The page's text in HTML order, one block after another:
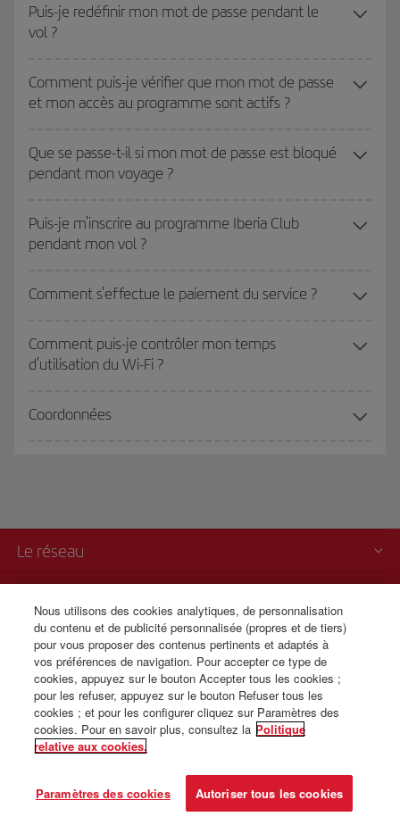
Puis-je redéfinir mon mot de passe pendant le
vol ?
Comment puis-je vérifier que mon mot de passe
et mon accès au programme sont actifs ?
Que se passe-t-il si mon mot de passe est bloqué
pendant mon voyage ?
Puis-je m'inscrire au programme Iberia Club
pendant mon vol ?
Comment s'effectue le paiement du service ?
Comment puis-je contrôler mon temps
d'utilisation du Wi-Fi ?
Coordonnées
Le réseau
Iberia c'est aussi
Transparence
Vente para téléphone
Nous utilisons des cookies analytiques, de personnalisation
du contenu et de publicité personnalisée (propres et de tiers)
pour vous proposer des contenus pertinents et adaptés à
vos préférences de navigation. Pour accepter ce type de
cookies, appuyez sur le bouton Accepter tous les cookies ;
pour les refuser, appuyez sur le bouton Refuser tous les
cookies ; et pour les configurer cliquez sur Paramètres des
cookies. Pour en savoir plus, consultez la Politique
relative aux cookies.
Paramètres des cookies Autoriser tous les cookies